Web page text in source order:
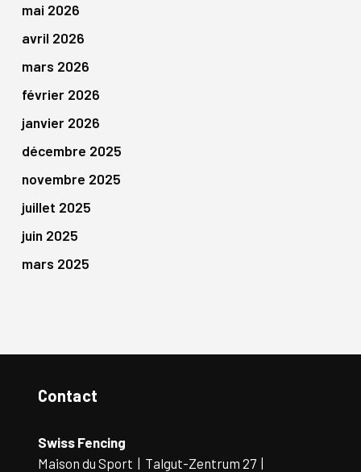
mai 2026
avril 2026
mars 2026
février 2026
janvier 2026
décembre 2025
novembre 2025
juillet 2025
juin 2025
mars 2025
Contact
Swiss Fencing
Maison du Sport | Talgut-Zentrum 27 |